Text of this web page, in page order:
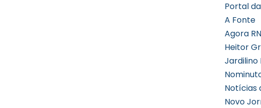
Portal
A Fonte
Agora RN
Heitor
Jardilino
Notícias
Novo